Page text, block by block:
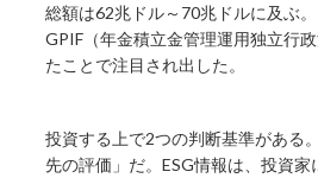
総額は62兆ドル～70兆ドルに及ぶ
GPIF（年金積立金管理運用独立行
たことで注目され出した。
投資する上で2つの判断基準がある
先の評価」だ。ESG情報は、投資家